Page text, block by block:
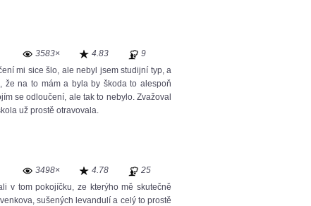
3583× 4.83
9
mi sice šlo, ale nebyl jsem studijní typ, a
že na to mám a byla by škoda to alespoň
se odloučení, ale tak to nebylo. Zvažoval
už prostě otravovala.
3498× 4.78
25
v tom pokojíčku, ze kterýho mě skutečně
sušených levandulí a celý to prostě